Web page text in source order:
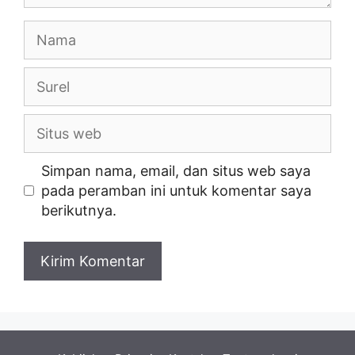
Surel
Situs
Simpan nama, email, dan situs web saya
pada peramban ini untuk komentar saya
berikutnya.